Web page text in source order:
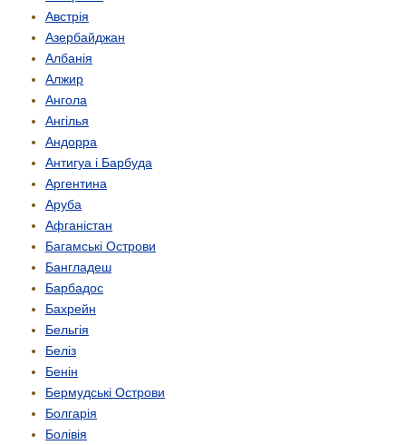
Австрія
Азербайджан
Албанія
Алжир
Ангола
Ангілья
Андорра
Антигуа і Барбуда
Аргентина
Аруба
Афганістан
Багамські Острови
Бангладеш
Барбадос
Бахрейн
Бельгія
Беліз
Бенін
Бермудські Острови
Болгарія
Болівія